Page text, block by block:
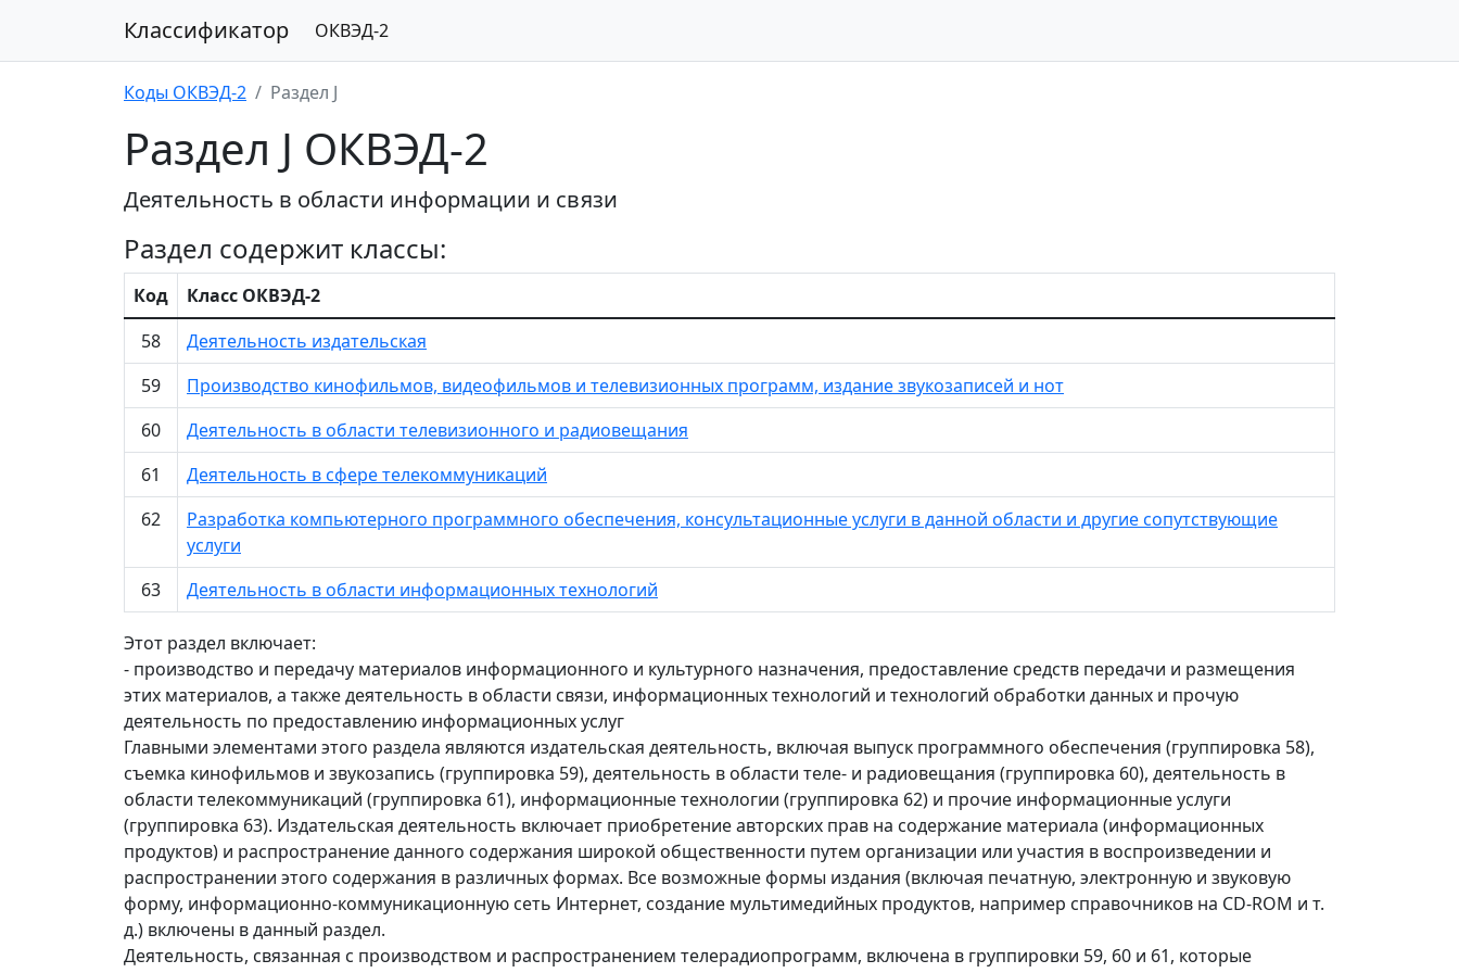
Классификатор ОКВЭД-2
Коды ОКВЭД-2 Раздел J
Раздел J ОКВЭД-2
Деятельность в области информации и связи
Раздел содержит классы:
Код
Класс ОКВЭД-2
58
Деятельность издательская
59
Производство кинофильмов, видеофильмов и телевизионных программ, издание звукозаписей и нот
60
Деятельность в области телевизионного и радиовещания
61
Деятельность в сфере телекоммуникаций
62
Разработка компьютерного программного обеспечения, консультационные услуги в данной области и другие сопутствующие
услуги
63
Деятельность в области информационных технологий
Этот раздел включает:
- производство и передачу материалов информационного и культурного назначения, предоставление средств передачи и размещения
этих материалов, а также деятельность в области связи, информационных технологий и технологий обработки данных и прочую
деятельность по предоставлению информационных услуг
Главными элементами этого раздела являются издательская деятельность, включая выпуск программного обеспечения (группировка 58),
съемка кинофильмов и звукозапись (группировка 59), деятельность в области теле- и радиовещания (группировка 60), деятельность в
области телекоммуникаций (группировка 61), информационные технологии (группировка 62) и прочие информационные услуги
(группировка 63). Издательская деятельность включает приобретение авторских прав на содержание материала (информационных
продуктов) и распространение данного содержания широкой общественности путем организации или участия в воспроизведении и
распространении этого содержания в различных формах. Все возможные формы издания (включая печатную, электронную и звуковую
форму, информационно-коммуникационную сеть Интернет, создание мультимедийных продуктов, например справочников на CD-ROM и т.
д.) включены в данный раздел.
Деятельность, связанная с производством и распространением телерадиопрограмм, включена в группировки 59, 60 и 61, которые